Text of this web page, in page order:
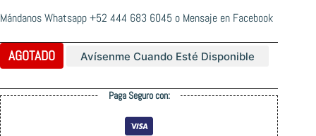
Mándanos Whatsapp+52 444 683 6045 o Mensaje en Facebook
AGOTADO Avísenme Cuando Esté Disponible
Paga Seguro con: